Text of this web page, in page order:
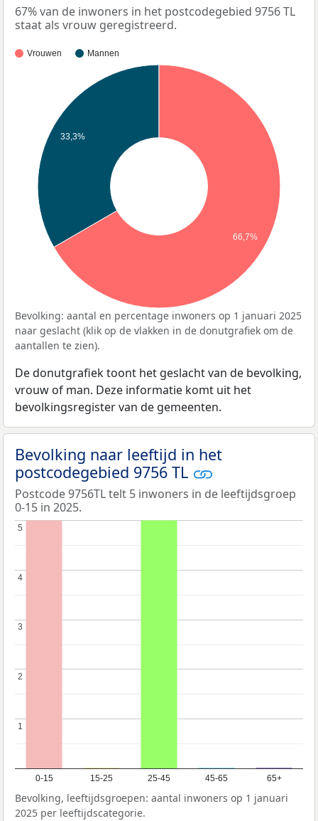
67% van de inwoners in het postcodegebied 9756 TL
staat als vrouw geregistreerd.
Vrouwen Mannen
33,3%
66,7%
Bevolking: aantal en percentage inwoners op 1 januari 2025
naar geslacht (klik op de vlakken in de donutgrafiek om de
aantallen te zien).
De donutgrafiek toont het geslacht van de bevolking,
vrouw of man. Deze informatie komt uit het
bevolkingsregister van de gemeenten.
Bevolking naar leeftijd in het
postcodegebied 9756 TL
Postcode 9756TL telt 5 inwoners in de leeftijdsgroep
0-15 in 2025.
0-15 15-25 25-45 45-65 65+
1
1
2
2
3
3
4
4
5
5
Bevolking, leeftijdsgroepen: aantal inwoners op 1 januari
2025 per leeftijdscategorie.